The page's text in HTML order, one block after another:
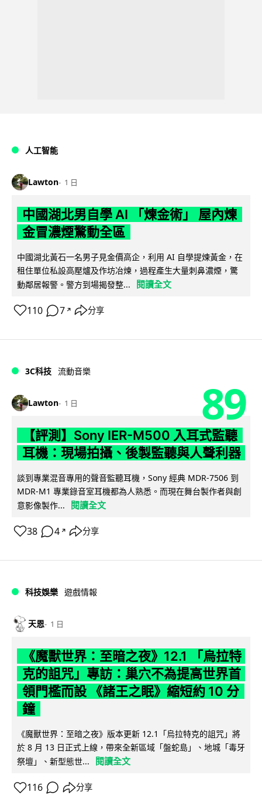
人工智能
Lawton 1 日
中國湖北男自學 AI 「煉金術」 屋內煉
金冒濃煙驚動全區
中國湖北黃石一名男子見金價高企，利用 AI 自學提煉黃金，在
租住單位私設高壓爐及作坊冶煉，過程產生大量刺鼻濃煙，驚
動鄰居報警。警方到場揭發整...
閱讀全文
110 7 ↗ 分享
3C科技 流動音樂
Lawton 1 日 89
【評測】Sony IER-M500 入耳式監聽
耳機：現場拍攝、後製監聽與人聲利器
談到專業混音專用的聲音監聽耳機，Sony 經典 MDR-7506 到
MDR-M1 專業錄音室耳機都為人熟悉。而現在舞台製作者與創
意影像製作...
閱讀全文
38 4 ↗ 分享
科技娛樂 遊戲情報
天恩 1 日
《魔獸世界：至暗之夜》12.1 「烏拉特
克的詛咒」專訪：巢穴不為提高世界首
領門檻而設 《諸王之眠》縮短約 10 分
鐘
《魔獸世界：至暗之夜》版本更新 12.1「烏拉特克的詛咒」將
於 8 月 13 日正式上線，帶來全新區域「盤蛇島」、地城「毒牙
祭壇」、新型態世...
閱讀全文
116 分享